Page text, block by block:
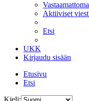
Aktiiviset
Etsi
UKK
Kirjaudu sisään
Etusivu
Etsi